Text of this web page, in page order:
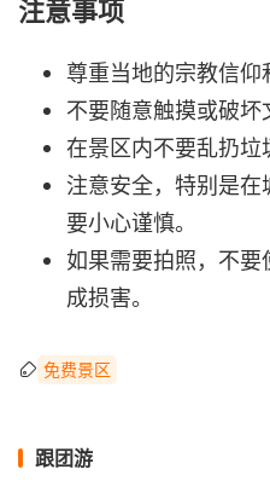
注意事项
尊重当地的宗教信仰
不要随意触摸或破坏
在景区内不要乱扔垃
注意安全，特别是在
要小心谨慎。
如果需要拍照，不
成损害。
免费景区
跟团游